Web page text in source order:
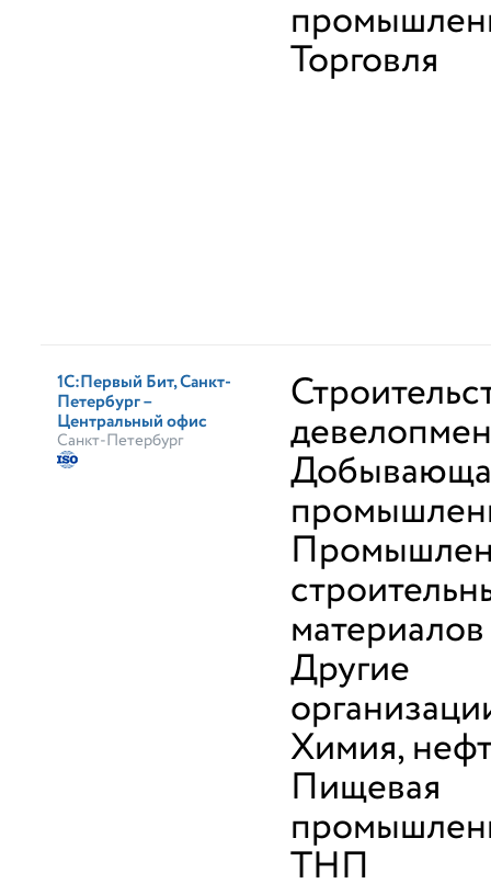
Торговля
1С:Первый Бит, Санкт-
Петербург –
Центральный офис
Санкт-Петербург
материалов
Другие
Химия,
Пищевая
ТНП